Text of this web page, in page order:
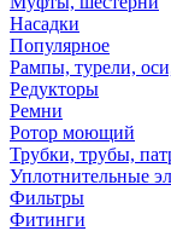
Насадки
Популярное
Рампы, турели,
Редукторы
Ремни
Ротор моющий
Трубки, трубы,
Уплотнительные
Фильтры
Фитинги